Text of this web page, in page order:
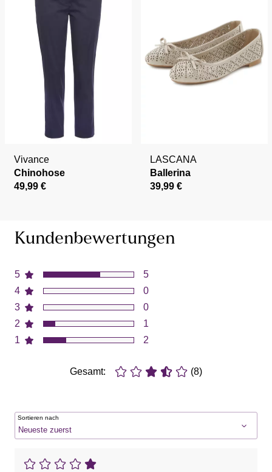
Vivance
Chinohose
49,99 €
LASCANA
Ballerina
39,99 €
Kundenbewertungen
5
4
3
2
1
5
0
0
1
2
Gesamt: (8)
Sortieren nach